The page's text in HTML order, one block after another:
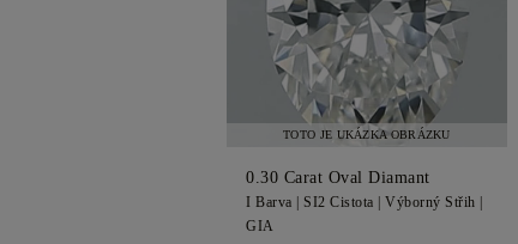
TOTO JE UKÁZKA OBRÁZKU
0.30 Carat Oval Diamant
I Barva | SI2 Cistota | Výborný Střih |
GIA